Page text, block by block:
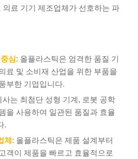
의료 기기 제조업체가 선호하는 파
심: 올플라스틱은 엄격한 품질 기
료 및 소비재 산업을 위한 부품을
부한 기업입니다.
사는 최첨단 성형 기계, 로봇 공학
을 사용하여 일관된 품질과 효율
.
체 : 올플라스틱은 제품 설계부터
객이 제품을 빠르고 효율적으로